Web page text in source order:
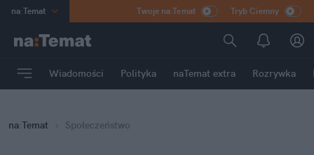
na:Temat
Poland
mama
Rozrywka
Twoje na:Temat Tryb Ciemny
Wiadomości Polityka naTemat extra Rozrywka
na:Temat Społeczeństwo